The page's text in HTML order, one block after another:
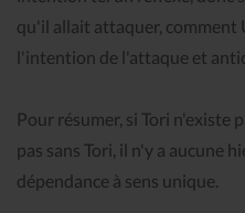
qu'il allait attaquer, comment
l'intention de l'attaque et
Pour résumer, si Tori n'existe
pas sans Tori, il n'y a aucune
dépendance à sens unique.